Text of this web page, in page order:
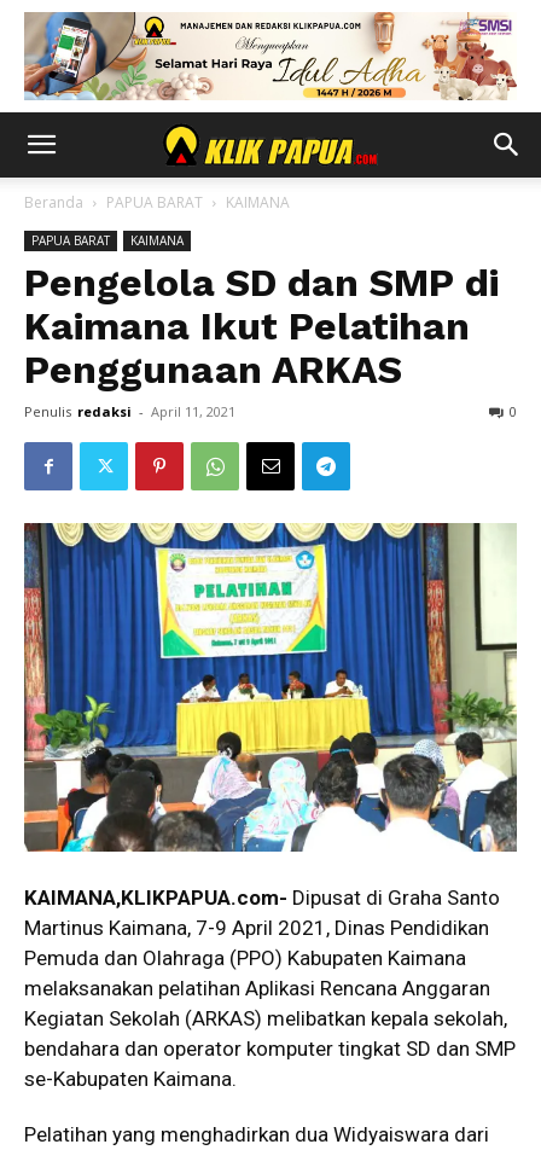
Beranda PAPUA BARAT KAIMANA
PAPUA BARAT KAIMANA
Pengelola SD dan SMP di
Kaimana Ikut Pelatihan
Penggunaan ARKAS
Penulis redaksi - April 11, 2021 0
KAIMANA,KLIKPAPUA.com- Dipusat di Graha Santo
Martinus Kaimana, 7-9 April 2021, Dinas Pendidikan
Pemuda dan Olahraga (PPO) Kabupaten Kaimana
melaksanakan pelatihan Aplikasi Rencana Anggaran
Kegiatan Sekolah (ARKAS) melibatkan kepala sekolah,
bendahara dan operator komputer tingkat SD dan SMP
se-Kabupaten Kaimana.
Pelatihan yang menghadirkan dua Widyaiswara dari